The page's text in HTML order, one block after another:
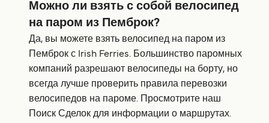
Можно ли взять с собой велосипед
на паром из Пемброк?
Да, вы можете взять велосипед на паром из
Пемброк с Irish Ferries. Большинство паромных
компаний разрешают велосипеды на борту, но
всегда лучше проверить правила перевозки
велосипедов на пароме. Просмотрите наш
Поиск Сделок для информации о маршрутах.